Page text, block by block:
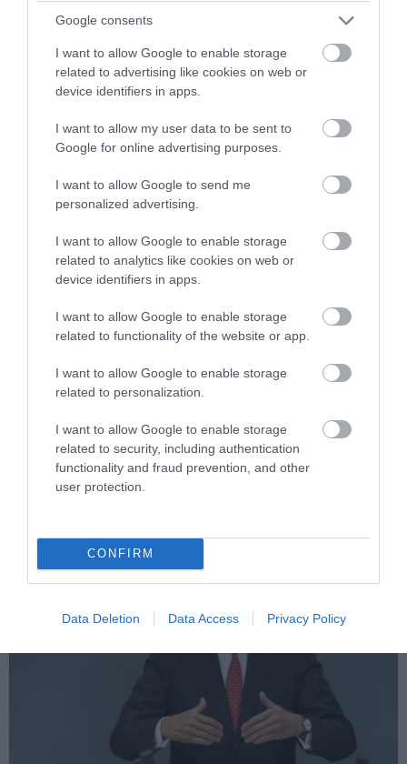
Google consents
I want to allow Google to enable storage
related to advertising like cookies on web or
device identifiers in apps.
I want to allow my user data to be sent to
Google for online advertising purposes.
I want to allow Google to send me
personalized advertising.
I want to allow Google to enable storage
related to analytics like cookies on web or
device identifiers in apps.
I want to allow Google to enable storage
related to functionality of the website or app.
I want to allow Google to enable storage
related to personalization.
I want to allow Google to enable storage
related to security, including authentication
functionality and fraud prevention, and other
user protection.
CONFIRM
Data Deletion Data Access Privacy Policy
Νταν Κέιν: Ο κορυφαίος Στρατηγός
προειδοποίησε – «Θα μας διαλύσει μια
μετωπική σύγκρουση με το Ιράν» – Τι
08.08.2026 | 07:33
Ρωσική επίθεση προκάλεσε σοβαρές
ζημιές στο γήπεδο της Τσερνομόρετς
(βίντεο)
07.08.2026 | 21:46